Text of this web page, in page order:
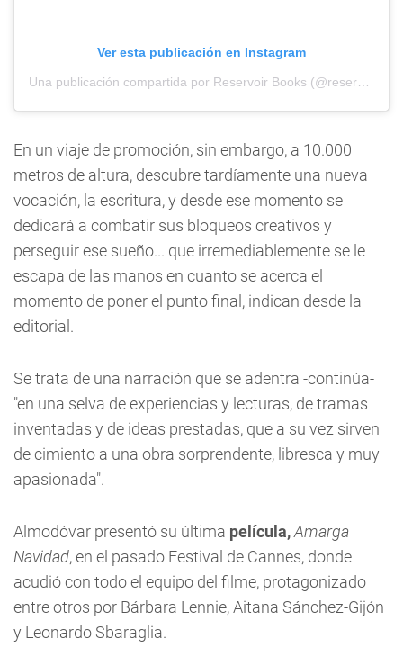
Ver esta publicación en Instagram
En un viaje de promoción, sin embargo, a 10.000
metros de altura, descubre tardíamente una nueva
vocación, la escritura, y desde ese momento se
dedicará a combatir sus bloqueos creativos y
perseguir ese sueño... que irremediablemente se le
escapa de las manos en cuanto se acerca el
momento de poner el punto final, indican desde la
editorial.
Se trata de una narración que se adentra -continúa-
"en una selva de experiencias y lecturas, de tramas
inventadas y de ideas prestadas, que a su vez sirven
de cimiento a una obra sorprendente, libresca y muy
apasionada".
Almodóvar presentó su última película,Amarga
Navidad, en el pasado Festival de Cannes, donde
acudió con todo el equipo del filme, protagonizado
entre otros por Bárbara Lennie, Aitana Sánchez-Gijón
y Leonardo Sbaraglia.